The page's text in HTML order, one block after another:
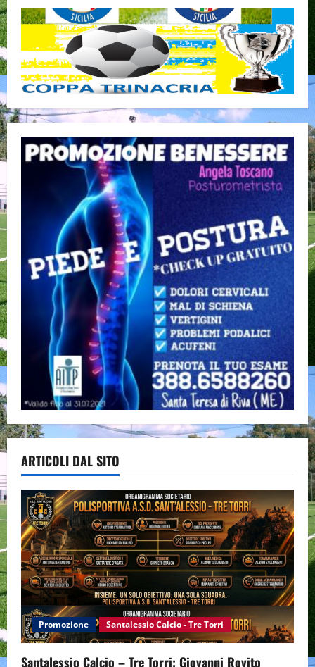
ARTICOLI DAL SITO
Promozione Santalessio Calcio - Tre Torri
Santalessio Calcio – Tre Torri: Giovanni Rovito